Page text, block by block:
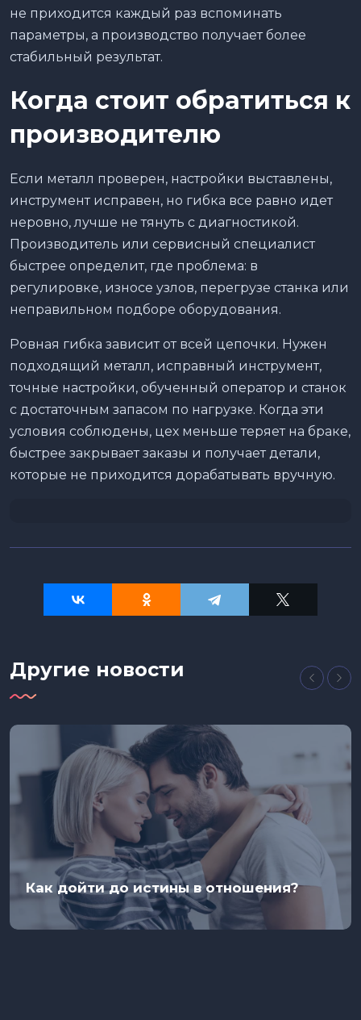
не приходится каждый раз вспоминать
параметры, а производство получает более
стабильный результат.
Когда стоит обратиться к
производителю
Если металл проверен, настройки выставлены,
инструмент исправен, но гибка все равно идет
неровно, лучше не тянуть с диагностикой.
Производитель или сервисный специалист
быстрее определит, где проблема: в
регулировке, износе узлов, перегрузе станка или
неправильном подборе оборудования.
Ровная гибка зависит от всей цепочки. Нужен
подходящий металл, исправный инструмент,
точные настройки, обученный оператор и станок
с достаточным запасом по нагрузке. Когда эти
условия соблюдены, цех меньше теряет на браке,
быстрее закрывает заказы и получает детали,
которые не приходится дорабатывать вручную.
Другие новости
Как дойти до истины в отношения?